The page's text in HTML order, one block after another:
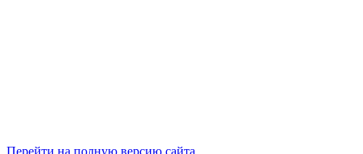
Перейти на полную версию сайта